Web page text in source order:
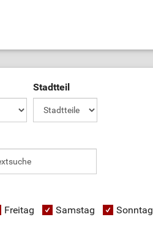
Stadtteil
Freitag Samstag Sonntag